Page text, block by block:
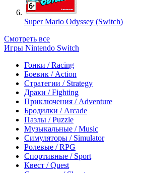
Super Mario Odyssey (Switch)
Смотреть все
Игры Nintendo Switch
Гонки / Racing
Боевик / Action
Стратегии / Strategy
Драки / Fighting
Приключения / Adventure
Бродилки / Arcade
Пазлы / Puzzle
Музыкальные / Music
Симуляторы / Simulator
Ролевые / RPG
Спортивные / Sport
Квест / Quest